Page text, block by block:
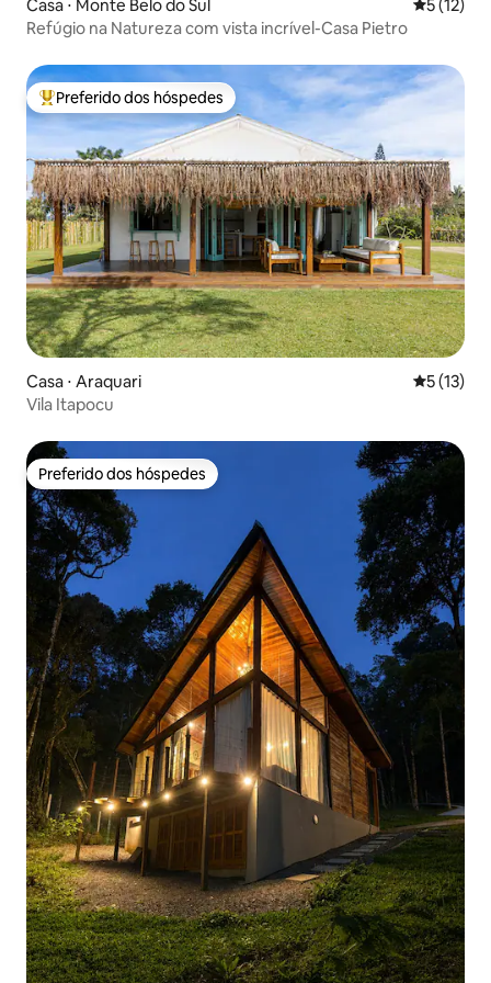
Casa ⋅ Monte Belo do Sul 5 de uma
5 (12)
Refúgio na Natureza com vista incrível-Casa Pietro
Entre os melhores preferidos dos hóspedes
Preferido dos hóspedes
Casa ⋅ Araquari 5 de uma
5 (13)
Vila Itapocu
Preferido dos hóspedes
Preferido dos hóspedes